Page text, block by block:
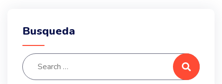
Busqueda